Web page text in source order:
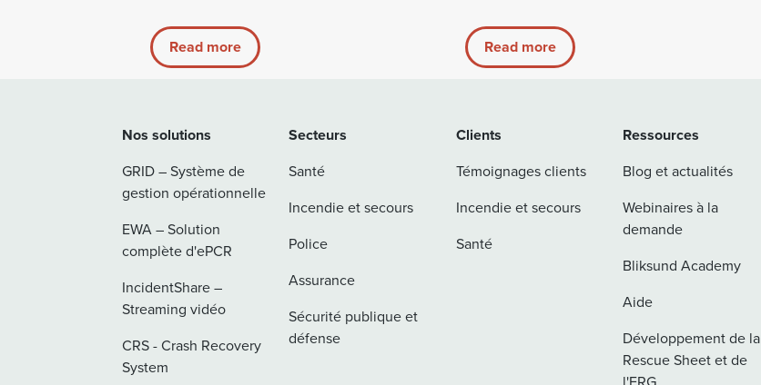
Read more Read more
Nos solutions
GRID – Système de
gestion opérationnelle
EWA – Solution
complète d'ePCR
IncidentShare –
Streaming vidéo
CRS - Crash Recovery
System
Secteurs
Santé
Incendie et secours
Police
Assurance
Sécurité publique et
défense
Clients
Témoignages clients
Incendie et secours
Santé
Ressources
Blog et actualités
Webinaires à la
demande
Bliksund Academy
Aide
Développement de la
Rescue Sheet et de